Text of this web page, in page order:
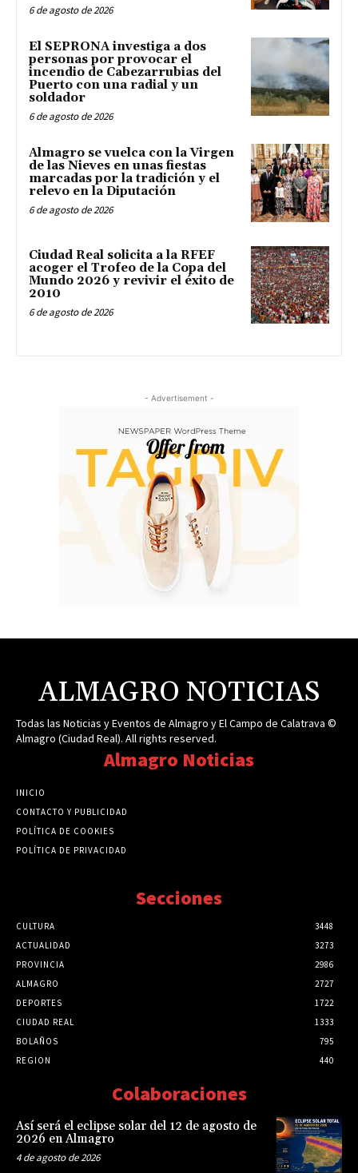
6 de agosto de 2026
El SEPRONA investiga a dos
personas por provocar el
incendio de Cabezarrubias del
Puerto con una radial y un
soldador
6 de agosto de 2026
Almagro se vuelca con la Virgen
de las Nieves en unas fiestas
marcadas por la tradición y el
relevo en la Diputación
6 de agosto de 2026
Ciudad Real solicita a la RFEF
acoger el Trofeo de la Copa del
Mundo 2026 y revivir el éxito de
2010
6 de agosto de 2026
- Advertisement -
ALMAGRO NOTICIAS
Todas las Noticias y Eventos de Almagro y El Campo de Calatrava ©
Almagro (Ciudad Real). All rights reserved.
Almagro Noticias
INICIO
CONTACTO Y PUBLICIDAD
POLÍTICA DE COOKIES
POLÍTICA DE PRIVACIDAD
Secciones
CULTURA
3448
ACTUALIDAD
3273
PROVINCIA
2986
ALMAGRO
2727
DEPORTES
1722
CIUDAD REAL
1333
BOLAÑOS
795
REGION
440
Colaboraciones
Así será el eclipse solar del 12 de agosto de
2026 en Almagro
4 de agosto de 2026